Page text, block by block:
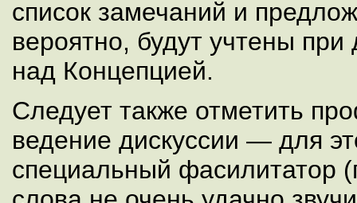
список замечаний и
вероятно, будут учтены
над Концепцией.
Следует также отметить
ведение дискуссии — для
специальный фасилитатор